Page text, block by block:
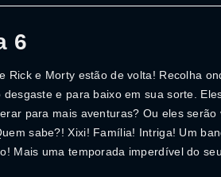
6
Rick e Morty estão de volta! Recolha
e para baixo em sua sorte.
para mais aventuras? Ou eles serão
sabe?! Xixi! Família! Intriga! Um
Mais uma temporada imperdível do